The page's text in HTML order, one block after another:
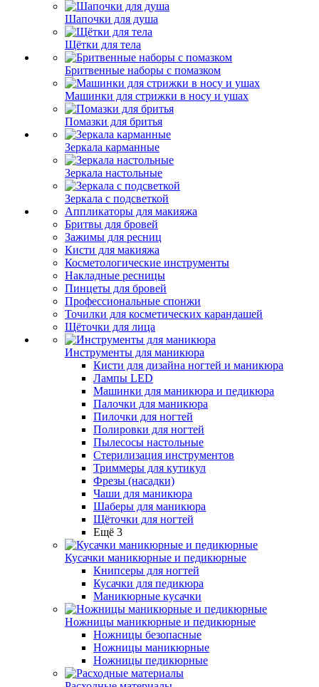
Шапочки для душа
Щётки для тела
Бритвенные наборы с помазком
Машинки для стрижки в носу и ушах
Помазки для бритья
Зеркала карманные
Зеркала настольные
Зеркала с подсветкой
Аппликаторы для макияжа
Бритвы для бровей
Зажимы для ресниц
Кисти для макияжа
Косметологические инструменты
Накладные ресницы
Пинцеты для бровей
Профессиональные спонжи
Точилки для косметических карандашей
Щёточки для лица
Инструменты для маникюра
Кисти для дизайна ногтей и маникюра
Лампы LED
Машинки для маникюра и педикюра
Палочки для маникюра
Пилочки для ногтей
Полировки для ногтей
Пылесосы настольные
Стерилизация инструментов
Триммеры для кутикул
Фрезы (насадки)
Чаши для маникюра
Шаберы для маникюра
Щёточки для ногтей
Ещё 3
Кусачки маникюрные и педикюрные
Книпсеры для ногтей
Кусачки для педикюра
Маникюрные кусачки
Ножницы маникюрные и педикюрные
Ножницы безопасные
Ножницы маникюрные
Ножницы педикюрные